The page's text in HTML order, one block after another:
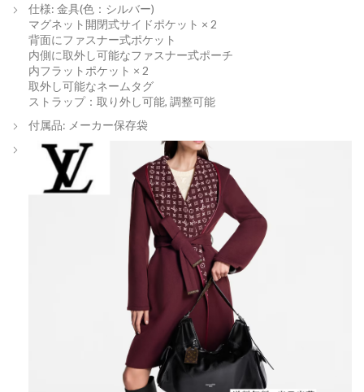
仕様: 金具(色：シルバー)
マグネット開閉式サイドポケット × 2
背面にファスナー式ポケット
内側に取外し可能なファスナー式ポーチ
内フラットポケット × 2
取外し可能なネームタグ
ストラップ：取り外し可能, 調整可能
付属品: メーカー保存袋